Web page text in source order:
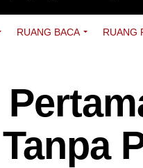
RUANG BACA RUANG